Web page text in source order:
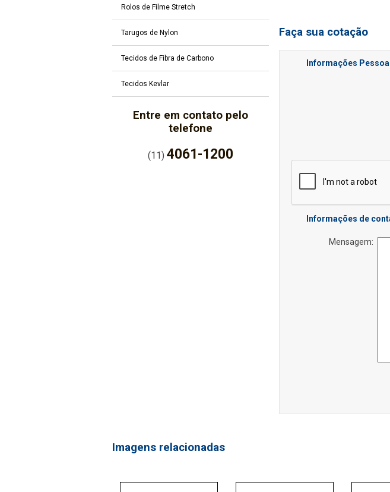
Rolos de Filme Stretch
Tarugos de Nylon
Tecidos de Fibra de Carbono
Tecidos Kevlar
Entre em contato pelo
telefone
(11)4061-1200
Faça sua cotação
Informações
Informações de
Mensagem:
Imagens relacionadas